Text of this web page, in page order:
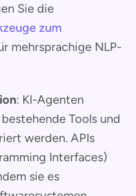
Sie die
zum
mehrsprachige NLP-
: KI-Agenten
Tools und
werden. APIs
Interfaces)
sie es